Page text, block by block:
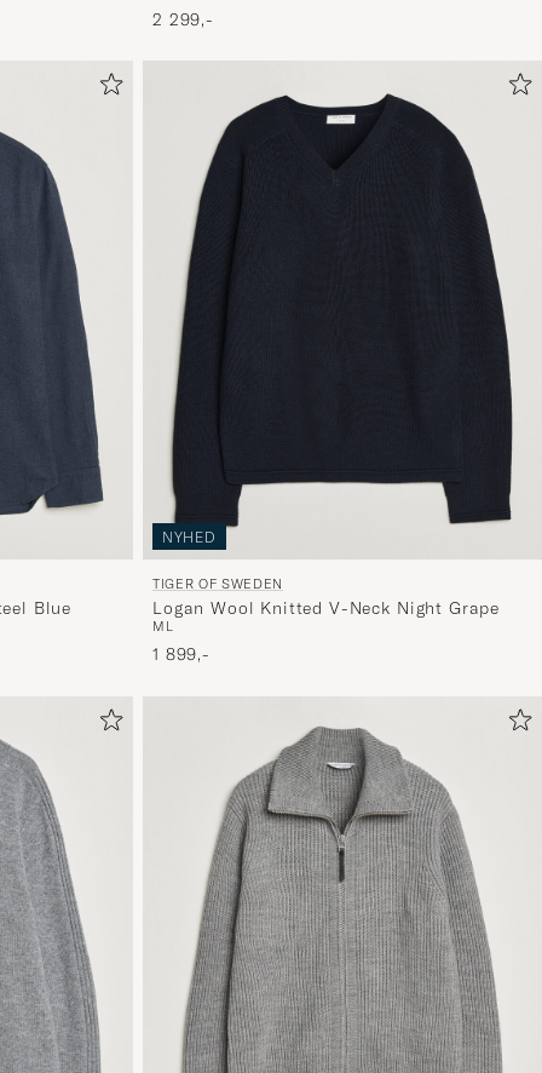
2 299,-
Blue
NYHED
TIGER OF SWEDEN
Logan Wool Knitted V-Neck Night Grape
M L
1 899,-